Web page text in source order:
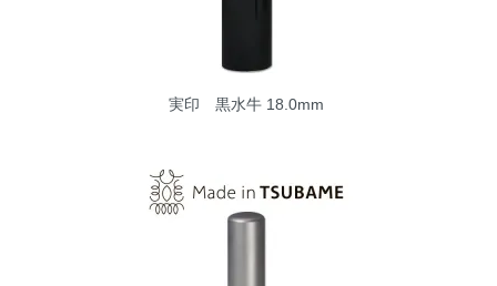
実印 黒水牛 18.0mm